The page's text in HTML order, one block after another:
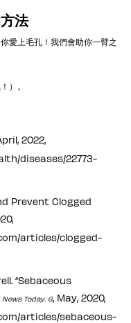
法
愛上毛孔！我們會助你一臂之
）。
2022,
diseases/22773-
Prevent Clogged
articles/clogged-
“Sebaceous
Today. 6, May, 2020,
articles/sebaceous-